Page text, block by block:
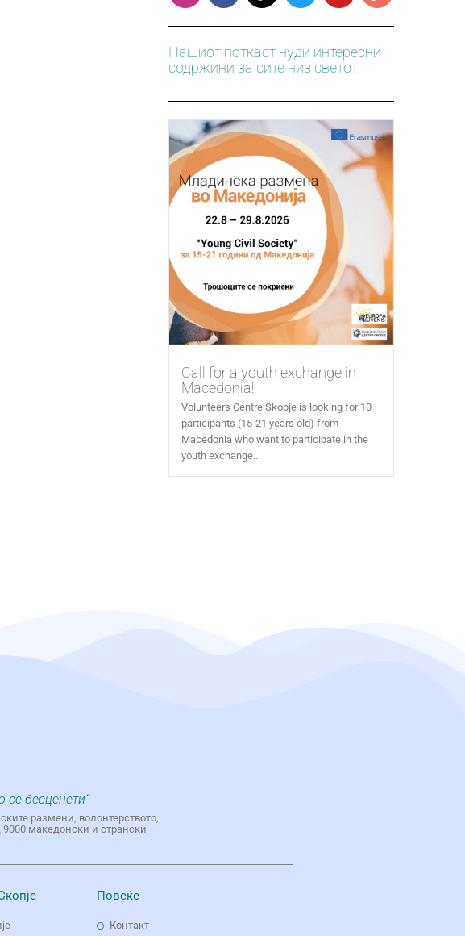
Нашиот поткаст нуди интересни
содржини за сите низ светот.
Call for a youth exchange in
Macedonia!
Volunteers Centre Skopje is looking for 10
participants (15-21 years old) from
Macedonia who want to participate in the
youth exchange...
се бесценети“
размени, волонтерството,
македонски и странски
Повеќе
Контакт